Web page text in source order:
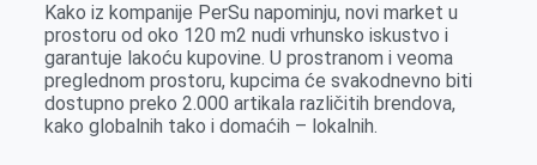
r
Kako iz kompanije PerSu napominju, novi market u
prostoru od oko 120 m2 nudi vrhunsko iskustvo i
garantuje lakoću kupovine. U prostranom i veoma
preglednom prostoru, kupcima će svakodnevno biti
dostupno preko 2.000 artikala različitih brendova,
kako globalnih tako i domaćih – lokalnih.